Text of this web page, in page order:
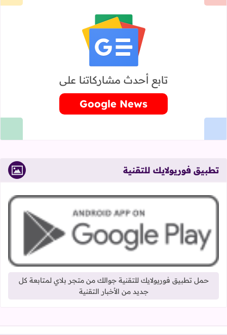
تابع أحدث مشاركاتنا على
Google News
تطبيق فوريولايك للتقنية
حمل تطبيق فوريولايك للتقنية جوالك من متجر بلاي لمتابعة كل
جديد من الأخبار التقنية